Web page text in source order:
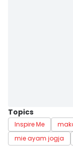
Topics
Inspire Me
mie ayam jogja